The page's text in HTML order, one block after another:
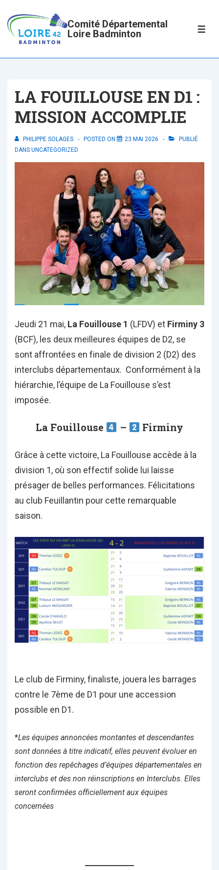
passer
contenu
principal
Comité Départemental
Loire Badminton
LA FOUILLOUSE EN D1 :
MISSION ACCOMPLIE
PHILIPPE SOLAGES POSTED ON 23 MAI 2026
PUBLIÉ
DANS UNCATEGORIZED
Jeudi 21 mai, La Fouillouse 1 (LFDV) et Firminy 3
(BCF), les deux meilleures équipes de D2, se
sont affrontées en finale de division 2 (D2) des
interclubs départementaux. Conformément à la
hiérarchie, l’équipe de La Fouillouse s’est
imposée.
La Fouillouse – Firminy
Grâce à cette victoire, La Fouillouse accède à la
division 1, où son effectif solide lui laisse
présager de belles performances. Félicitations
au club Feuillantin pour cette remarquable
saison.
Le club de Firminy, finaliste, jouera les barrages
contre le 7ème de D1 pour une accession
possible en D1.
*Les équipes annoncées montantes et descendantes
sont données à titre indicatif, elles peuvent évoluer en
fonction des repêchages d’équipes départementales en
interclubs et des non réinscriptions en Interclubs. Elles
seront confirmées officiellement aux équipes
concernées